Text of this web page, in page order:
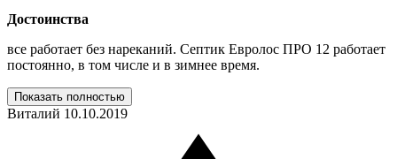
Достоинства
все работает без нареканий. Септик Евролос ПРО 12 работает
постоянно, в том числе и в зимнее время.
Показать полностью
Виталий 10.10.2019